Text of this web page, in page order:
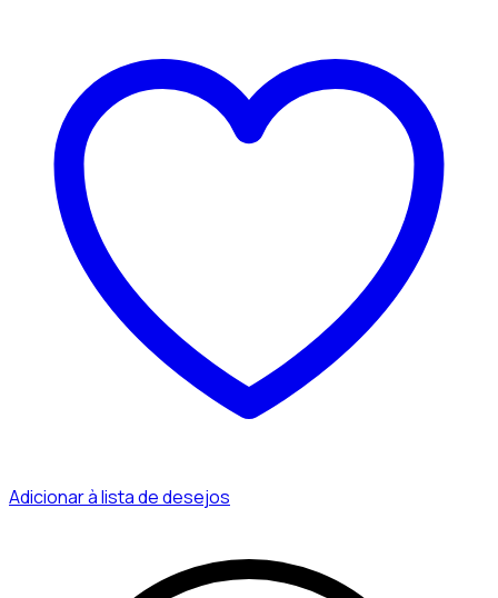
Adicionar à lista de desejos